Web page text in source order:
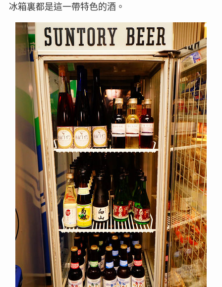
冰箱裏都是這一帶特色的酒。